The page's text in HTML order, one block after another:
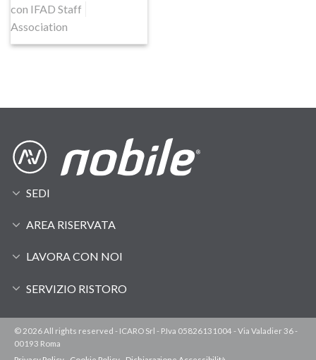
con IFAD Staff
Association
SEDI
AREA RISERVATA
LAVORA CON NOI
SERVIZIO RISTORO
© 2026 All rights reserved - ICARO Srl - P.Iva 05826131004 - Via Valadier 36 -
00193 Roma